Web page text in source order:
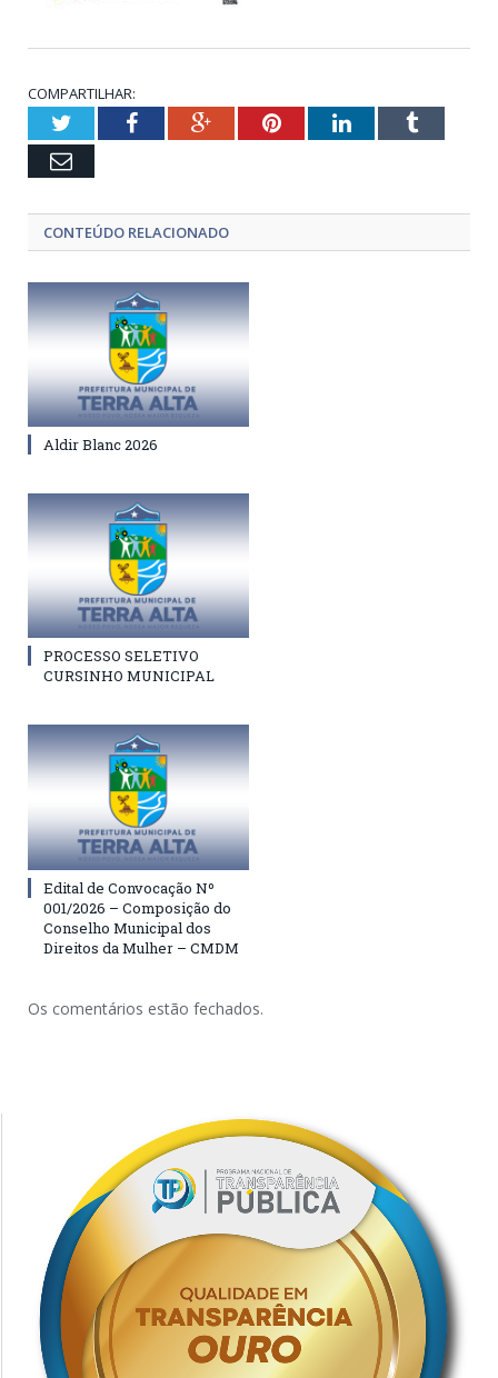
COMPARTILHAR:
TwitterFacebookGoogle+PinterestLinkedInTumblr
Email
CONTEÚDO RELACIONADO
Aldir Blanc 2026
PROCESSO SELETIVO
CURSINHO MUNICIPAL
Edital de Convocação Nº
001/2026 – Composição do
Conselho Municipal dos
Direitos da Mulher – CMDM
Os comentários estão fechados.